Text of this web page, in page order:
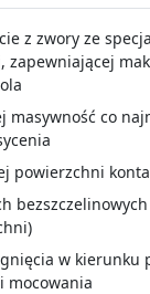
z zwory ze
zapewniającej
masywność co
powierzchni
w kierunku
mocowania